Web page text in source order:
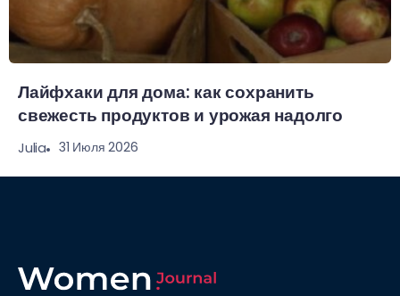
Лайфхаки для дома: как сохранить
свежесть продуктов и урожая надолго
Julia 31 Июля 2026